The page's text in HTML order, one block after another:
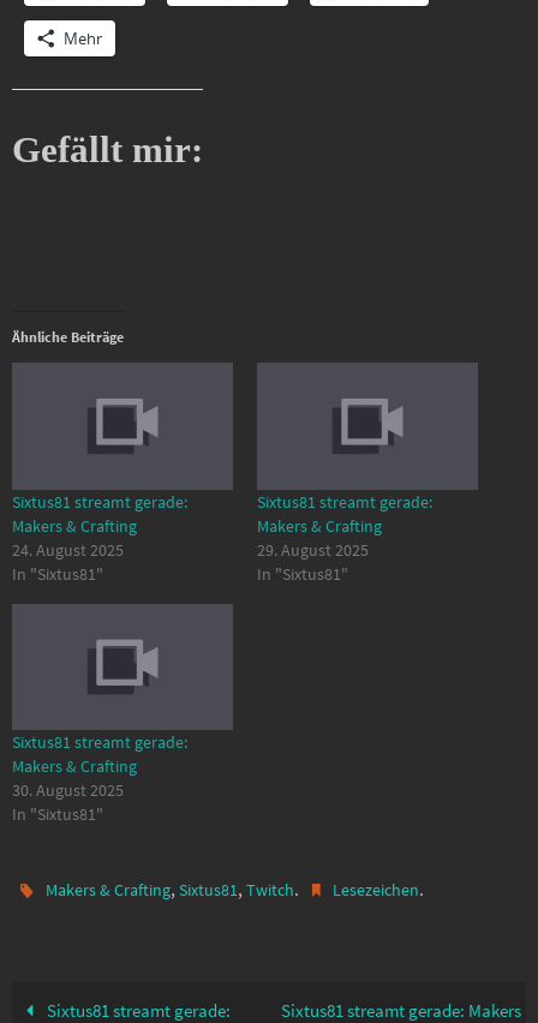
Mehr
Gefällt mir:
Ähnliche Beiträge
Sixtus81 streamt gerade:
Makers & Crafting
24. August 2025
In "Sixtus81"
Sixtus81 streamt gerade:
Makers & Crafting
29. August 2025
In "Sixtus81"
Sixtus81 streamt gerade:
Makers & Crafting
30. August 2025
In "Sixtus81"
Makers & Crafting,Sixtus81,Twitch. Lesezeichen.
Sixtus81 streamt gerade:
Sixtus81 streamt gerade: Makers